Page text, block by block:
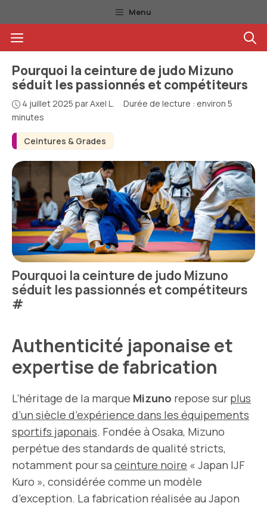
au
contenu
Menu
Menu
Ceintures & Grades
Pourquoi la ceinture de judo Mizuno
séduit les passionnés et compétiteurs
4 juillet 2025 parAxel L. · Durée de lecture : environ 5
minutes
Pourquoi la ceinture de judo Mizuno
séduit les passionnés et compétiteurs
#
Authenticité japonaise et
expertise de fabrication
L’héritage de la marque Mizuno repose sur plus
d’un siècle d’expérience dans les équipements
sportifs japonais. Fondée à Osaka, Mizuno
perpétue des standards de qualité stricts,
notamment pour sa ceinture noire « Japan IJF
Kuro », considérée comme un modèle
d’exception. La fabrication réalisée au Japon